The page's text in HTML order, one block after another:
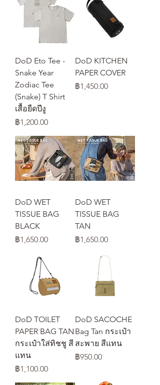
DoD Eto Tee -
Snake Year
Zodiac Tee
(Snake) T Shirt
เสื้อยืดปีงู
ราคา
฿1,200.00
DoD KITCHEN
PAPER COVER
ราคา
฿1,450.00
DoD WET
TISSUE BAG
BLACK
ราคา
฿1,650.00
DoD WET
TISSUE BAG
TAN
ราคา
฿1,650.00
DoD TOILET
PAPER BAG TAN
กระเป๋าใส่ทิชชู สี
แทน
ราคา
฿1,100.00
DoD SACOCHE
Bag Tan กระเป๋า
สะพาย สีแทน
ราคา
฿950.00